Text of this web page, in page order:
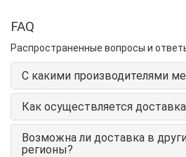
FAQ
Распространенные вопросы и
С какими производителями
Как осуществляется
Возможна ли доставка в
регионы?